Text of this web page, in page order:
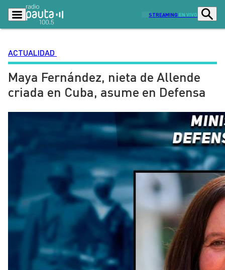
STREAMING EN VIVO
Podcasts Programas
Lo Último Actualidad
Ciudad Economía
Sostenibilidad
Deportes
Entretención y Cultura Opinión
Dato en Pauta Señal 2
Contenido Patrocinado
ACTUALIDAD
Maya Fernández, nieta de Allende
criada en Cuba, asume en Defensa